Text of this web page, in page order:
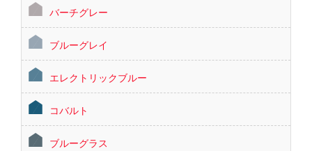
バーチグレー
ブルーグレイ
エレクトリックブルー
コバルト
ブルーグラス